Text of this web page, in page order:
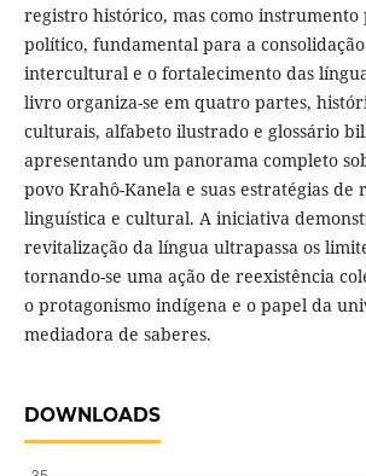
registro histórico, mas como instrumento
político, fundamental para a
intercultural e o fortalecimento das
livro organiza-se em quatro partes,
culturais, alfabeto ilustrado e glossário
apresentando um panorama completo
povo Krahô-Kanela e suas estratégias de
linguística e cultural. A iniciativa
revitalização da língua ultrapassa os
tornando-se uma ação de reexistência
o protagonismo indígena e o papel da
mediadora de saberes.
DOWNLOADS